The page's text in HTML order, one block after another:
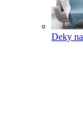
Deky